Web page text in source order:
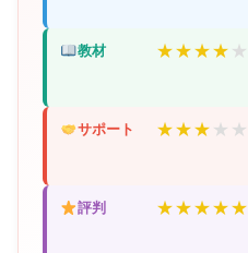
教材 ★★★★ ★
サポート ★★★ ★★
評判 ★★★★★